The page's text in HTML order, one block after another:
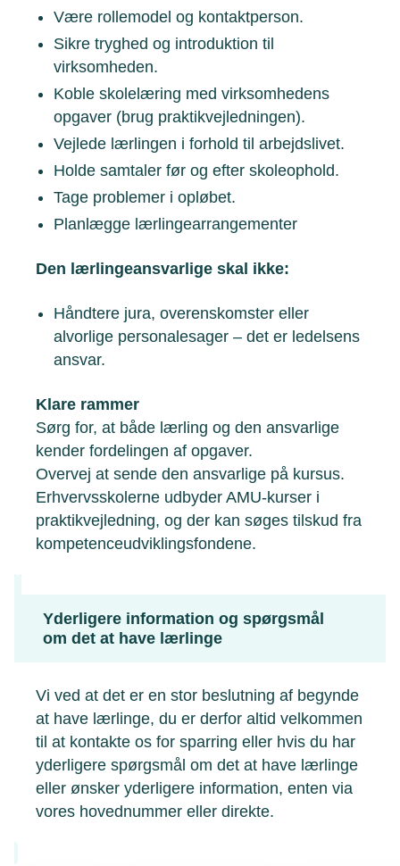
Være rollemodel og kontaktperson.
Sikre tryghed og introduktion til
virksomheden.
Koble skolelæring med virksomhedens
opgaver (brug praktikvejledningen).
Vejlede lærlingen i forhold til arbejdslivet.
Holde samtaler før og efter skoleophold.
Tage problemer i opløbet.
Planlægge lærlingearrangementer
Den lærlingeansvarlige skal ikke:
Håndtere jura, overenskomster eller
alvorlige personalesager – det er ledelsens
ansvar.
Klare rammer
Sørg for, at både lærling og den ansvarlige
kender fordelingen af opgaver.
Overvej at sende den ansvarlige på kursus.
Erhvervsskolerne udbyder AMU-kurser i
praktikvejledning, og der kan søges tilskud fra
kompetenceudviklingsfondene.
Yderligere information og spørgsmål
om det at have lærlinge
Vi ved at det er en stor beslutning af begynde
at have lærlinge, du er derfor altid velkommen
til at kontakte os for sparring eller hvis du har
yderligere spørgsmål om det at have lærlinge
eller ønsker yderligere information, enten via
vores hovednummer eller direkte.